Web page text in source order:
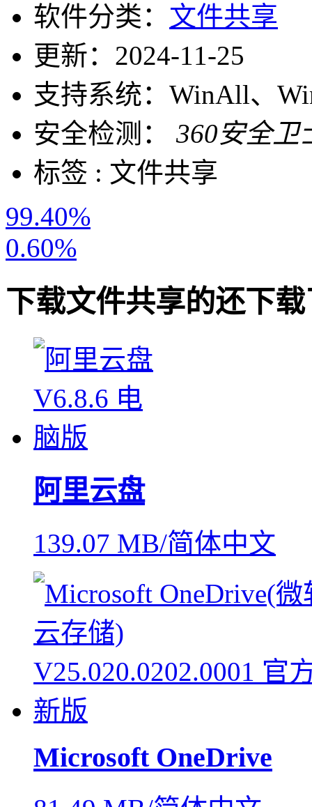
软件分类： 文件共享
更新： 2024-11-25
支持系统： WinAll、
安全检测：
360安全卫
标签 : 文件共享
99.40%
0.60%
下载文件共享的还下
阿里云盘
139.07 MB/简体中文
Microsoft OneDrive